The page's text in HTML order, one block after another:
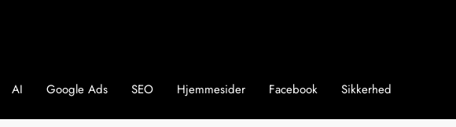
AI Google Ads SEO Hjemmesider Facebook Sikkerhed